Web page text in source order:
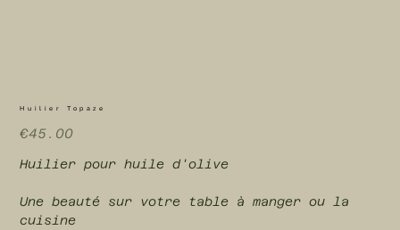
Huilier Topaze
Price
€45.00
Huilier pour huile d'olive
Une beauté sur votre table à manger ou la
cuisine